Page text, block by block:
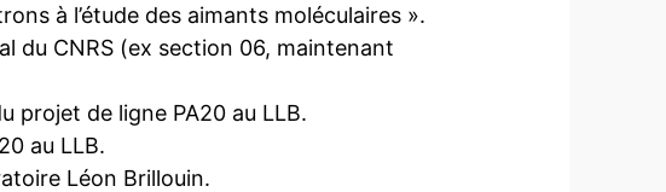
à l’étude des aimants moléculaires ».
du CNRS (ex section 06, maintenant
projet de ligne PA20 au LLB.
au LLB.
Léon Brillouin.